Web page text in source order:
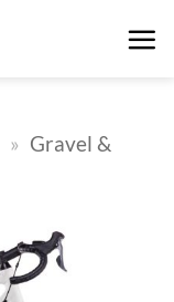
» Gravel &